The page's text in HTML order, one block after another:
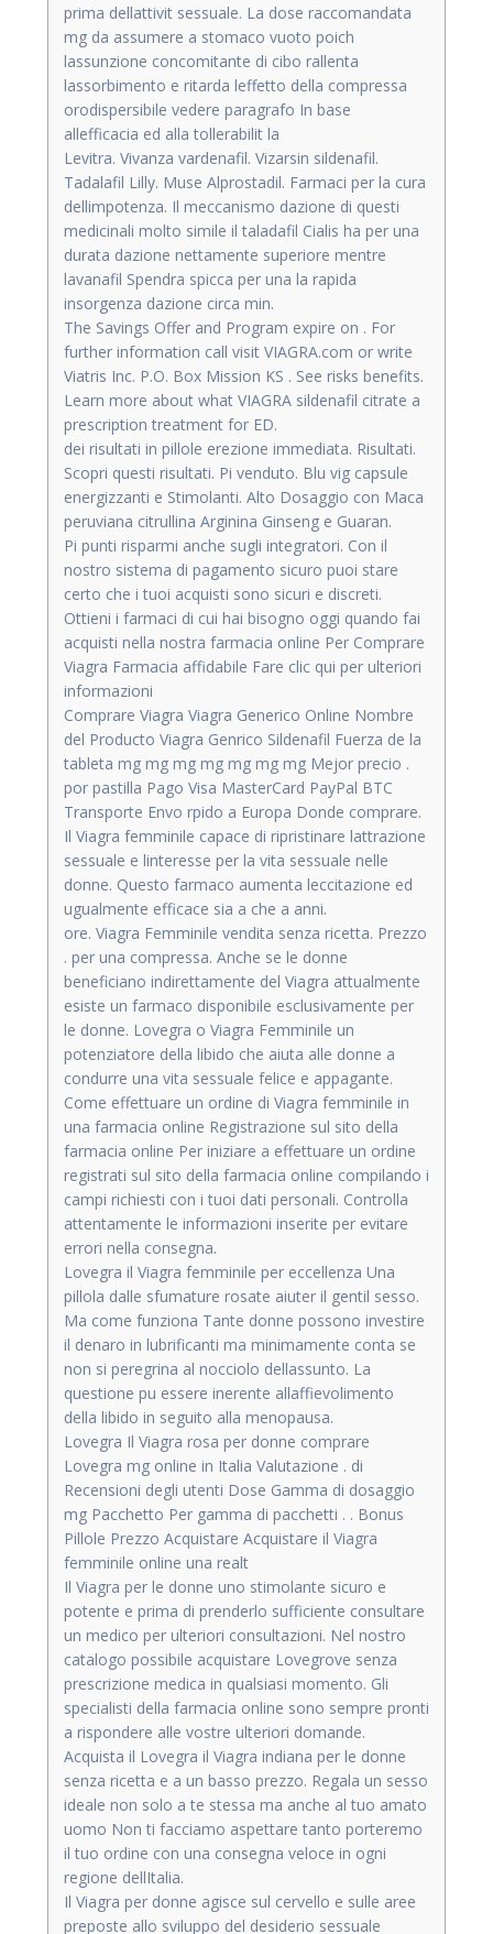
prima dellattivit sessuale. La dose raccomandata
mg da assumere a stomaco vuoto poich
lassunzione concomitante di cibo rallenta
lassorbimento e ritarda leffetto della compressa
orodispersibile vedere paragrafo In base
allefficacia ed alla tollerabilit la
Levitra. Vivanza vardenafil. Vizarsin sildenafil.
Tadalafil Lilly. Muse Alprostadil. Farmaci per la cura
dellimpotenza. Il meccanismo dazione di questi
medicinali molto simile il taladafil Cialis ha per una
durata dazione nettamente superiore mentre
lavanafil Spendra spicca per una la rapida
insorgenza dazione circa min.
The Savings Offer and Program expire on . For
further information call visit VIAGRA.com or write
Viatris Inc. P.O. Box Mission KS . See risks benefits.
Learn more about what VIAGRA sildenafil citrate a
prescription treatment for ED.
dei risultati in pillole erezione immediata. Risultati.
Scopri questi risultati. Pi venduto. Blu vig capsule
energizzanti e Stimolanti. Alto Dosaggio con Maca
peruviana citrullina Arginina Ginseng e Guaran.
Pi punti risparmi anche sugli integratori. Con il
nostro sistema di pagamento sicuro puoi stare
certo che i tuoi acquisti sono sicuri e discreti.
Ottieni i farmaci di cui hai bisogno oggi quando fai
acquisti nella nostra farmacia online Per Comprare
Viagra Farmacia affidabile Fare clic qui per ulteriori
informazioni
Comprare Viagra Viagra Generico Online Nombre
del Producto Viagra Genrico Sildenafil Fuerza de la
tableta mg mg mg mg mg mg mg Mejor precio .
por pastilla Pago Visa MasterCard PayPal BTC
Transporte Envo rpido a Europa Donde comprare.
Il Viagra femminile capace di ripristinare lattrazione
sessuale e linteresse per la vita sessuale nelle
donne. Questo farmaco aumenta leccitazione ed
ugualmente efficace sia a che a anni.
ore. Viagra Femminile vendita senza ricetta. Prezzo
. per una compressa. Anche se le donne
beneficiano indirettamente del Viagra attualmente
esiste un farmaco disponibile esclusivamente per
le donne. Lovegra o Viagra Femminile un
potenziatore della libido che aiuta alle donne a
condurre una vita sessuale felice e appagante.
Come effettuare un ordine di Viagra femminile in
una farmacia online Registrazione sul sito della
farmacia online Per iniziare a effettuare un ordine
registrati sul sito della farmacia online compilando i
campi richiesti con i tuoi dati personali. Controlla
attentamente le informazioni inserite per evitare
errori nella consegna.
Lovegra il Viagra femminile per eccellenza Una
pillola dalle sfumature rosate aiuter il gentil sesso.
Ma come funziona Tante donne possono investire
il denaro in lubrificanti ma minimamente conta se
non si peregrina al nocciolo dellassunto. La
questione pu essere inerente allaffievolimento
della libido in seguito alla menopausa.
Lovegra Il Viagra rosa per donne comprare
Lovegra mg online in Italia Valutazione . di
Recensioni degli utenti Dose Gamma di dosaggio
mg Pacchetto Per gamma di pacchetti . . Bonus
Pillole Prezzo Acquistare Acquistare il Viagra
femminile online una realt
Il Viagra per le donne uno stimolante sicuro e
potente e prima di prenderlo sufficiente consultare
un medico per ulteriori consultazioni. Nel nostro
catalogo possibile acquistare Lovegrove senza
prescrizione medica in qualsiasi momento. Gli
specialisti della farmacia online sono sempre pronti
a rispondere alle vostre ulteriori domande.
Acquista il Lovegra il Viagra indiana per le donne
senza ricetta e a un basso prezzo. Regala un sesso
ideale non solo a te stessa ma anche al tuo amato
uomo Non ti facciamo aspettare tanto porteremo
il tuo ordine con una consegna veloce in ogni
regione dellItalia.
Il Viagra per donne agisce sul cervello e sulle aree
preposte allo sviluppo del desiderio sessuale